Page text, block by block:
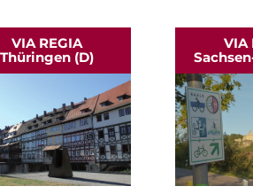
VIA REGIA
Thüringen (D)
VIA